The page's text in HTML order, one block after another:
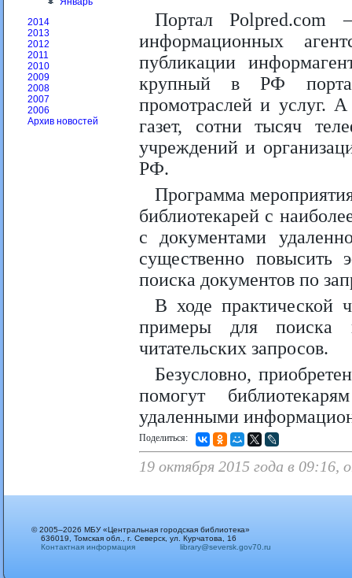
2014
2013
2012
2011
2010
2009
2008
2007
2006
Архив новостей
Портал Polpred.com
информационных
публикации
крупный в РФ портал
промотраслей и услуг.
газет, сотни тысяч
учреждений и
РФ.
Программа
библиотекарей с
с документами
существенно повысить
поиска документов по
В ходе практической
примеры для поиска
читательских запросов.
Безусловно,
помогут
удаленными
Поделиться:
19 октября 2015 года в 09:16,
© 2005–2026 МБУ «Центральная городская библиотека»
636019, Томская обл., г. Северск, ул. Курчатова, 16
Контактная информация
library@seversk.gov70.ru